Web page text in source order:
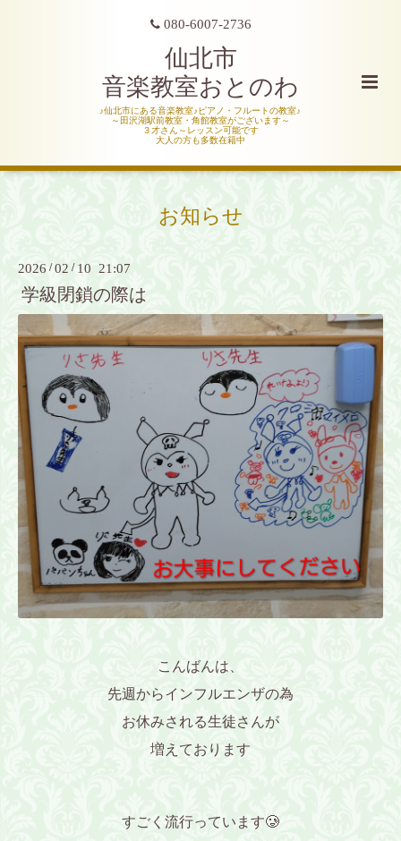
080-6007-2736
仙北市
音楽教室おとのわ
♪仙北市にある音楽教室♪ピアノ・フルートの教室♪
～田沢湖駅前教室・角館教室がございます～
３才さん～レッスン可能です
大人の方も多数在籍中
お知らせ
2026 /02 / 10 21:07
学級閉鎖の際は
こんばんは、
先週からインフルエンザの為
お休みされる生徒さんが
増えております
すごく流行っています🥲